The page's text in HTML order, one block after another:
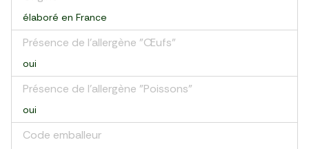
élaboré en France
Présence de l'allergène "Œufs"
oui
Présence de l'allergène "Poissons"
oui
Code emballeur